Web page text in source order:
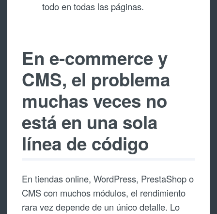
todo en todas las páginas.
En e-commerce y
CMS, el problema
muchas veces no
está en una sola
línea de código
En tiendas online, WordPress, PrestaShop o
CMS con muchos módulos, el rendimiento
rara vez depende de un único detalle. Lo